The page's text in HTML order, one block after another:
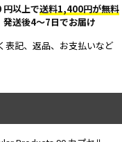
以上で送料1,400円が無料
発送後4～7日でお届け
表記、返品、お支払いなど